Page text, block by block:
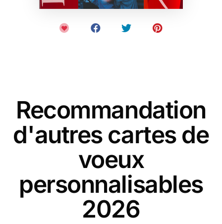
Recommandation
d'autres cartes de
voeux
personnalisables
2026